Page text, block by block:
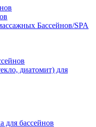
Бассейнов/SPA
диатомит) для
для бассейнов